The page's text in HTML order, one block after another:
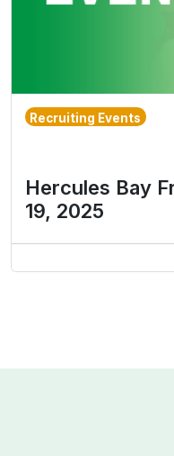
Recruiting Events
Hercules Bay
19, 2025